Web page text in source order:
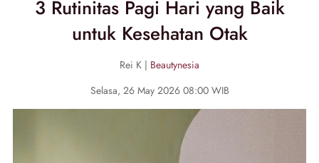
3 Rutinitas Pagi Hari yang Baik
untuk Kesehatan Otak
Rei K | Beautynesia
Selasa, 26 May 2026 08:00 WIB